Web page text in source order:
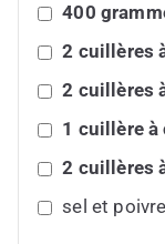
400
2 cuillères
2 cuillères
1 cuillère à
2 cuillères
sel et poivre